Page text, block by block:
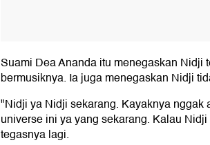
Suami Dea Ananda itu menegaskan Nidji
bermusiknya. Ia juga menegaskan Nidji
"Nidji ya Nidji sekarang. Kayaknya nggak
universe ini ya yang sekarang. Kalau
tegasnya lagi.